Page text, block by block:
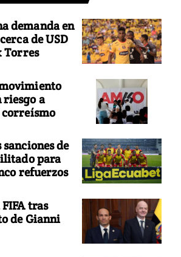
demanda en
de USD
Torres
riesgo a
de
para
refuerzos
tras
de Gianni